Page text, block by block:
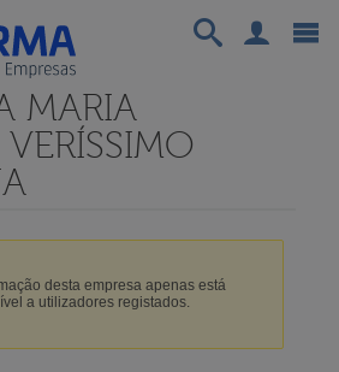
MARIA
desta empresa apenas está
a utilizadores registados.